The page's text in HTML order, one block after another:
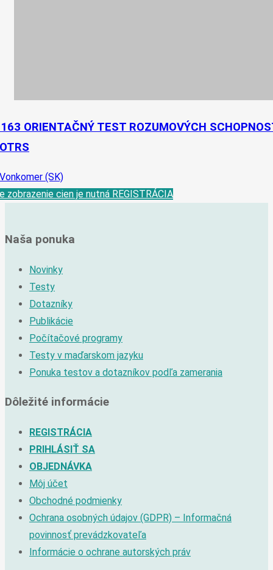
ORIENTAČNÝ TEST ROZUMOVÝCH
(SK)
zobrazenie cien je nutná REGISTRÁCIA
Naša ponuka
Novinky
Testy
Dotazníky
Publikácie
Počítačové programy
Testy v maďarskom jazyku
Ponuka testov a dotazníkov podľa zamerania
Dôležité informácie
REGISTRÁCIA
PRIHLÁSIŤ SA
OBJEDNÁVKA
Môj účet
Obchodné podmienky
Ochrana osobných údajov (GDPR) – Informačná
povinnosť prevádzkovateľa
Informácie o ochrane autorských práv